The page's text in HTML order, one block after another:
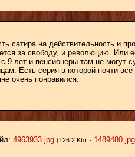
сатира на действительность
за свободу, и революцию.
9 лет и пенсионеры там не могут
Есть серия в которой почти
очень понравился.
4963933.jpg (126.2 Kb) · 1489480.jpg